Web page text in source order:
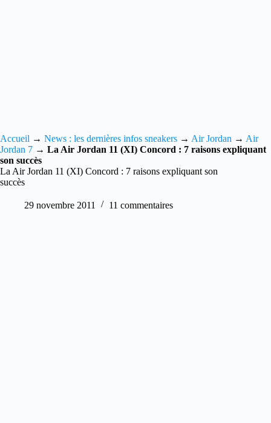
Accueil → News : les dernières infos sneakers → Air Jordan → Air
Jordan 7 → La Air Jordan 11 (XI) Concord : 7 raisons expliquant
son succès
La Air Jordan 11 (XI) Concord : 7 raisons expliquant son
succès
29 novembre 2011 11 commentaires